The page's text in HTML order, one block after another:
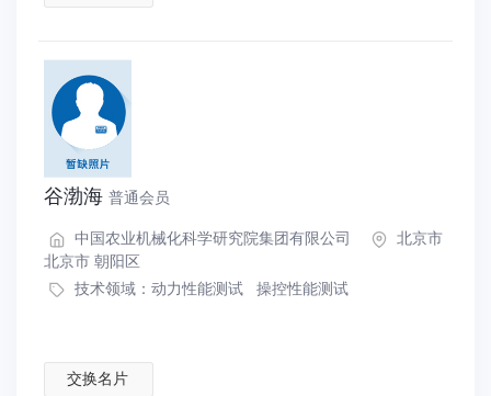
谷渤海 普通会员
中国农业机械化科学研究院集团有限公司
北京市
北京市 朝阳区
技术领域： 动力性能测试 操控性能测试
交换名片